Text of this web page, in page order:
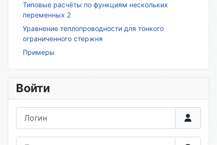
Типовые расчёты по функциям нескольких
переменных 2
Уравнение теплопроводности для тонкого
ограниченного стержня
Примеры
Войти